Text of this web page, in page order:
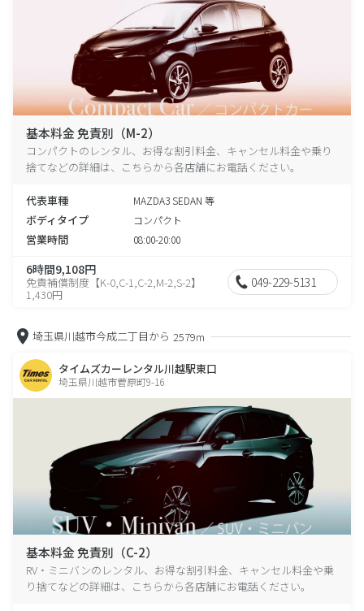
基本料金 免責別（M-2）
コンパクトのレンタル、お得な割引料金、キャンセル料金や乗り
捨てなどの詳細は、こちらから各店舗にお電話ください。
代表車種 MAZDA3 SEDAN 等
ボディタイプ コンパクト
営業時間 08:00-20:00
6時間9,108円
免責補償制度【K-0,C-1,C-2,M-2,S-2】
1,430円
049-229-5131
埼玉県川越市今成二丁目から 2579m
タイムズカーレンタル川越駅東口
埼玉県川越市菅原町9-16
基本料金 免責別（C-2）
RV・ミニバンのレンタル、お得な割引料金、キャンセル料金や乗
り捨てなどの詳細は、こちらから各店舗にお電話ください。